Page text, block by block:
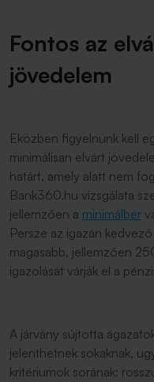
Fontos az
jövedelem
Eközben figyelnünk kell
minimálisan elvárt
határt, amely alatt nem
Bank360.hu vizsgálata
jellemzően a minimálbér
Persze az igazán
magasabb, jellemzően
igazolását várják el a
A járvány sújtotta
jelenthetnek sokaknak,
kritériumok sorának: